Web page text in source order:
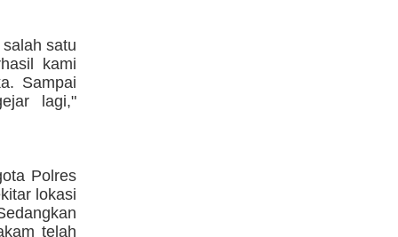
satu
kami
Sampai
lagi,"
Polres
lokasi
telah